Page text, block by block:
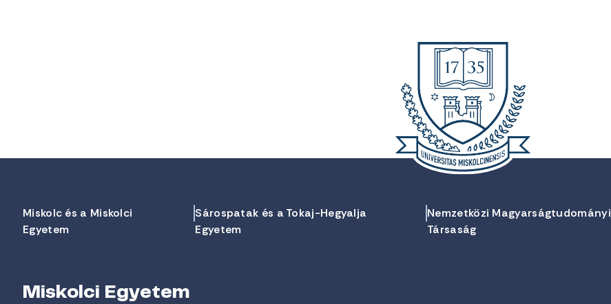
Miskolc és a Miskolci
Egyetem
Sárospatak és a Tokaj-Hegyalja
Egyetem
Nemzetközi Magyarságtudományi
Társaság
Miskolci Egyetem